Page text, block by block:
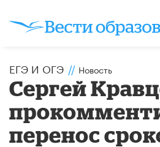
ЕГЭ И ОГЭ // Новость
Сергей
перенос